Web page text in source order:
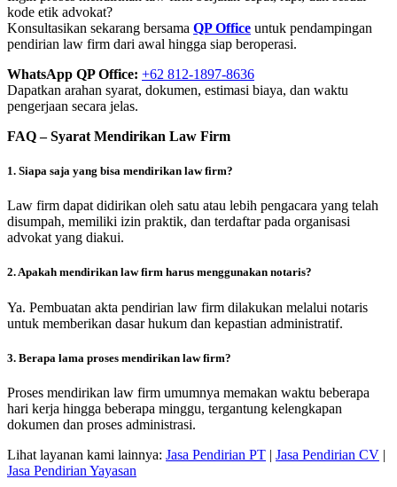
kode etik advokat?
Konsultasikan sekarang bersama QP Office untuk pendampingan
pendirian law firm dari awal hingga siap beroperasi.
WhatsApp QP Office: +62 812-1897-8636
Dapatkan arahan syarat, dokumen, estimasi biaya, dan waktu
pengerjaan secara jelas.
FAQ – Syarat Mendirikan Law Firm
1. Siapa saja yang bisa mendirikan law firm?
Law firm dapat didirikan oleh satu atau lebih pengacara yang telah
disumpah, memiliki izin praktik, dan terdaftar pada organisasi
advokat yang diakui.
2. Apakah mendirikan law firm harus menggunakan notaris?
Ya. Pembuatan akta pendirian law firm dilakukan melalui notaris
untuk memberikan dasar hukum dan kepastian administratif.
3. Berapa lama proses mendirikan law firm?
Proses mendirikan law firm umumnya memakan waktu beberapa
hari kerja hingga beberapa minggu, tergantung kelengkapan
dokumen dan proses administrasi.
Lihat layanan kami lainnya: Jasa Pendirian PT | Jasa Pendirian CV |
Jasa Pendirian Yayasan